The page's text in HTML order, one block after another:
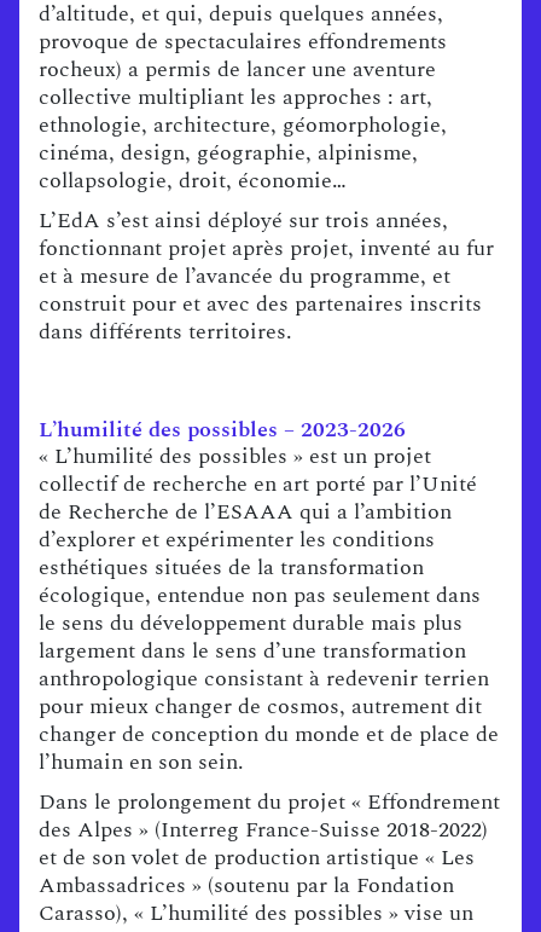
d’altitude, et qui, depuis quelques années,
provoque de spectaculaires effondrements
rocheux) a permis de lancer une aventure
collective multipliant les approches : art,
ethnologie, architecture, géomorphologie,
cinéma, design, géographie, alpinisme,
collapsologie, droit, économie…
L’EdA s’est ainsi déployé sur trois années,
fonctionnant projet après projet, inventé au fur
et à mesure de l’avancée du programme, et
construit pour et avec des partenaires inscrits
dans différents territoires.
L’humilité des possibles – 2023-2026
« L’humilité des possibles » est un projet
collectif de recherche en art porté par l’Unité
de Recherche de l’ESAAA qui a l’ambition
d’explorer et expérimenter les conditions
esthétiques situées de la transformation
écologique, entendue non pas seulement dans
le sens du développement durable mais plus
largement dans le sens d’une transformation
anthropologique consistant à redevenir terrien
pour mieux changer de cosmos, autrement dit
changer de conception du monde et de place de
l’humain en son sein.
Dans le prolongement du projet « Effondrement
des Alpes » (Interreg France-Suisse 2018-2022)
et de son volet de production artistique « Les
Ambassadrices » (soutenu par la Fondation
Carasso), « L’humilité des possibles » vise un